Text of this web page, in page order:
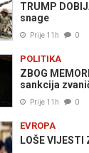
TRUMP
snage
Prije 11h 0
POLITIKA
ZBOG
sankcija
Prije 11h 0
EVROPA
LOŠE